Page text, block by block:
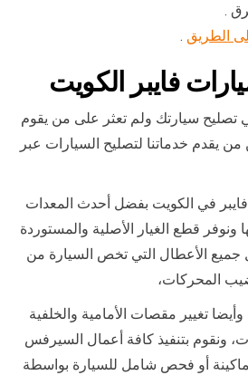
.
الطريق .
فايبر الكويت
سيارتك ولم تعثر على من يقوم
يقدم خدماتنا لتصليح السيارات عبر
في الكويت بفضل أحدث المعدات
قطع الغيار الأصلية والمستوردة
جميع الأعطال التي تخص السيارة من
المحركات،
وأيضا تغيير مقصات الأمامية والخلفية
ونقوم بتنفيذ كافة أعمال السيرفس
أو فحص شامل للسيارة بواسطة